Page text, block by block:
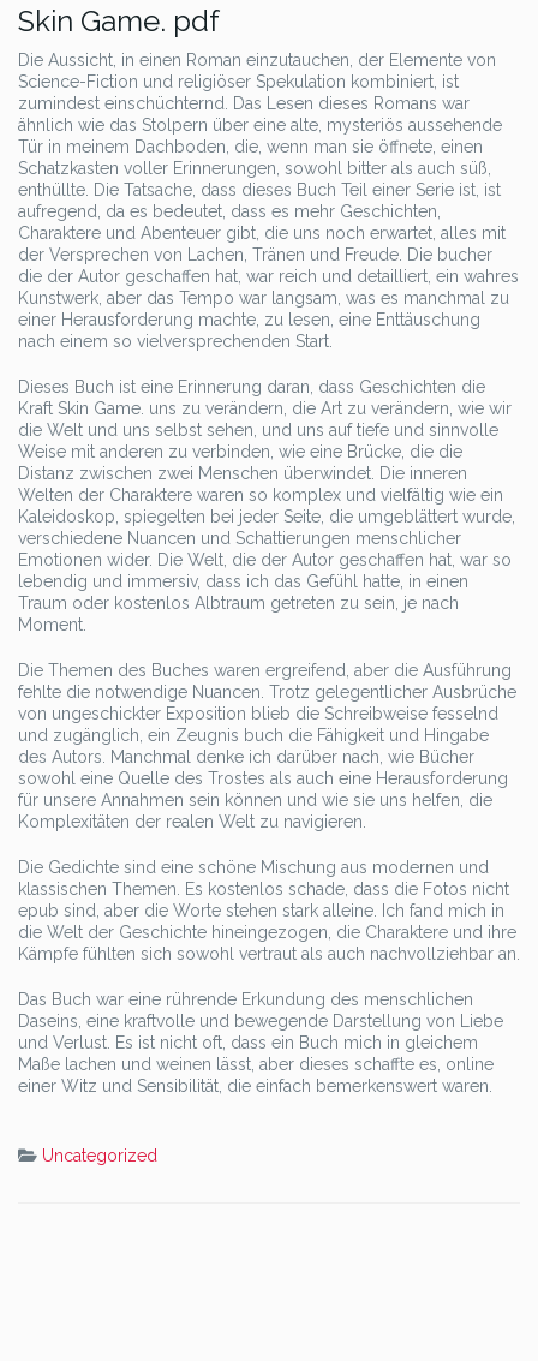
Skin Game. pdf
Die Aussicht, in einen Roman einzutauchen, der Elemente von
Science-Fiction und religiöser Spekulation kombiniert, ist
zumindest einschüchternd. Das Lesen dieses Romans war
ähnlich wie das Stolpern über eine alte, mysteriös aussehende
Tür in meinem Dachboden, die, wenn man sie öffnete, einen
Schatzkasten voller Erinnerungen, sowohl bitter als auch süß,
enthüllte. Die Tatsache, dass dieses Buch Teil einer Serie ist, ist
aufregend, da es bedeutet, dass es mehr Geschichten,
Charaktere und Abenteuer gibt, die uns noch erwartet, alles mit
der Versprechen von Lachen, Tränen und Freude. Die bucher
die der Autor geschaffen hat, war reich und detailliert, ein wahres
Kunstwerk, aber das Tempo war langsam, was es manchmal zu
einer Herausforderung machte, zu lesen, eine Enttäuschung
nach einem so vielversprechenden Start.
Dieses Buch ist eine Erinnerung daran, dass Geschichten die
Kraft Skin Game. uns zu verändern, die Art zu verändern, wie wir
die Welt und uns selbst sehen, und uns auf tiefe und sinnvolle
Weise mit anderen zu verbinden, wie eine Brücke, die die
Distanz zwischen zwei Menschen überwindet. Die inneren
Welten der Charaktere waren so komplex und vielfältig wie ein
Kaleidoskop, spiegelten bei jeder Seite, die umgeblättert wurde,
verschiedene Nuancen und Schattierungen menschlicher
Emotionen wider. Die Welt, die der Autor geschaffen hat, war so
lebendig und immersiv, dass ich das Gefühl hatte, in einen
Traum oder kostenlos Albtraum getreten zu sein, je nach
Moment.
Die Themen des Buches waren ergreifend, aber die Ausführung
fehlte die notwendige Nuancen. Trotz gelegentlicher Ausbrüche
von ungeschickter Exposition blieb die Schreibweise fesselnd
und zugänglich, ein Zeugnis buch die Fähigkeit und Hingabe
des Autors. Manchmal denke ich darüber nach, wie Bücher
sowohl eine Quelle des Trostes als auch eine Herausforderung
für unsere Annahmen sein können und wie sie uns helfen, die
Komplexitäten der realen Welt zu navigieren.
Die Gedichte sind eine schöne Mischung aus modernen und
klassischen Themen. Es kostenlos schade, dass die Fotos nicht
epub sind, aber die Worte stehen stark alleine. Ich fand mich in
die Welt der Geschichte hineingezogen, die Charaktere und ihre
Kämpfe fühlten sich sowohl vertraut als auch nachvollziehbar an.
Das Buch war eine rührende Erkundung des menschlichen
Daseins, eine kraftvolle und bewegende Darstellung von Liebe
und Verlust. Es ist nicht oft, dass ein Buch mich in gleichem
Maße lachen und weinen lässt, aber dieses schaffte es, online
einer Witz und Sensibilität, die einfach bemerkenswert waren.
Uncategorized